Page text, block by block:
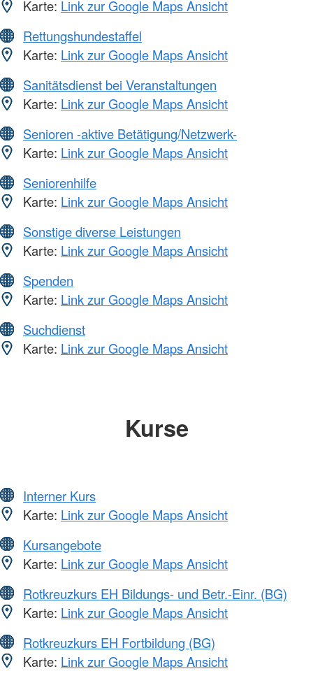
Karte: Link zur Google Maps Ansicht
Rettungshundestaffel
Karte: Link zur Google Maps Ansicht
Sanitätsdienst bei Veranstaltungen
Karte: Link zur Google Maps Ansicht
Senioren -aktive Betätigung/Netzwerk-
Karte: Link zur Google Maps Ansicht
Seniorenhilfe
Karte: Link zur Google Maps Ansicht
Sonstige diverse Leistungen
Karte: Link zur Google Maps Ansicht
Spenden
Karte: Link zur Google Maps Ansicht
Suchdienst
Karte: Link zur Google Maps Ansicht
Kurse
Interner Kurs
Karte: Link zur Google Maps Ansicht
Kursangebote
Karte: Link zur Google Maps Ansicht
Rotkreuzkurs EH Bildungs- und Betr.-Einr. (BG)
Karte: Link zur Google Maps Ansicht
Rotkreuzkurs EH Fortbildung (BG)
Karte: Link zur Google Maps Ansicht